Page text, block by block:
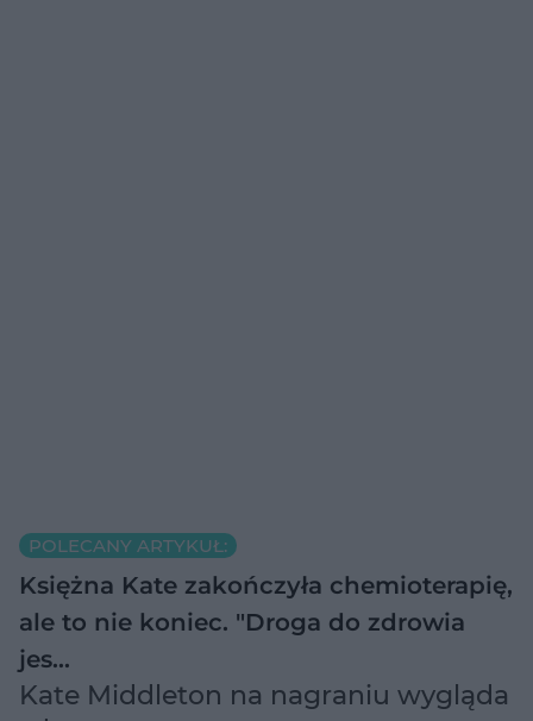
POLECANY ARTYKUŁ:
Księżna Kate zakończyła chemioterapię,
ale to nie koniec. "Droga do zdrowia
jes…
Kate Middleton na nagraniu wygląda